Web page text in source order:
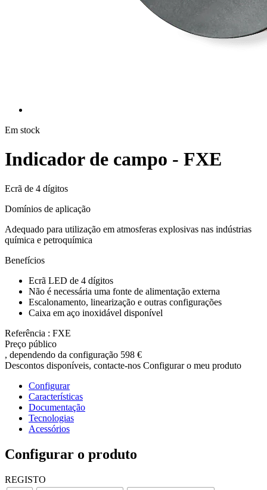
Em stock
Indicador de campo - FXE
Ecrã de 4 dígitos
Domínios de aplicação
Adequado para utilização em atmosferas explosivas nas indústrias
química e petroquímica
Benefícios
Ecrã LED de 4 dígitos
Não é necessária uma fonte de alimentação externa
Escalonamento, linearização e outras configurações
Caixa em aço inoxidável disponível
Referência : FXE
Preço público
, dependendo da configuração 598 €
Descontos disponíveis, contacte-nos Configurar o meu produto
Configurar
Características
Documentação
Tecnologias
Acessórios
Configurar o produto
REGISTO